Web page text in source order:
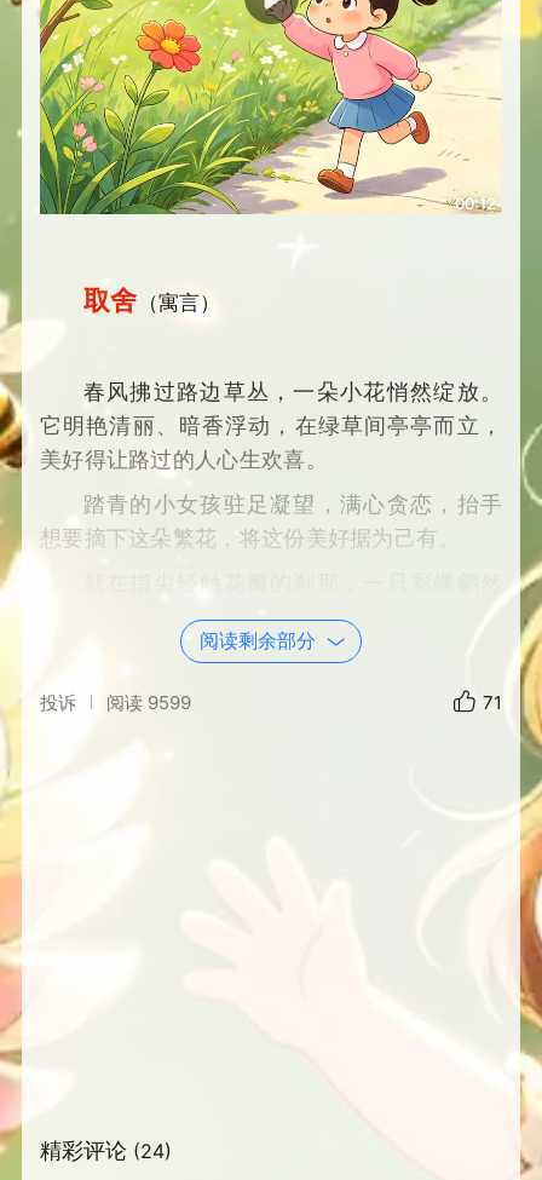
00:12
取舍 （寓言）
春风拂过路边草丛，一朵小花悄然绽放。
它明艳清丽、暗香浮动，在绿草间亭亭而立，
美好得让路过的人心生欢喜。
踏青的小女孩驻足凝望，满心贪恋，抬手
想要摘下这朵繁花，将这份美好据为己有。
就在指尖轻触花瓣的刹那，一只彩蝶翩然
飞来，挡在花枝之前。几只采蜜的蜜蜂也匆匆
赶来，萦绕花间，默默阻拦。
小女孩停下动作，心生疑惑。
野，沐风饮露，是自然馈赠的风景，更是我们
取、不愿放手，却不知过度贪心，终将得不偿
阅读剩余部分
投诉 阅读 9599 71
精彩评论 (24)